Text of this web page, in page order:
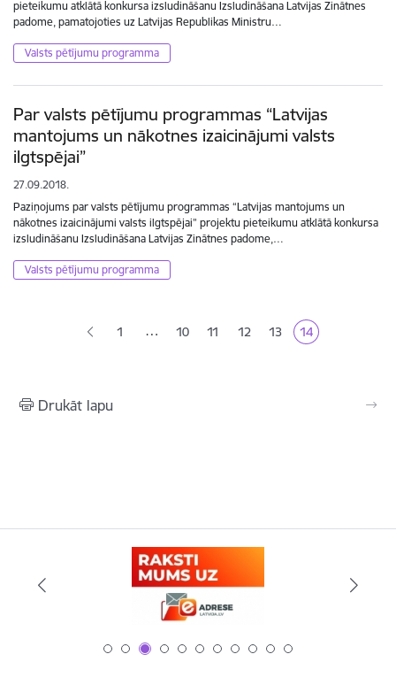
pieteikumu atklātā konkursa izsludināšanu Izsludināšana Latvijas Zinātnes
padome, pamatojoties uz Latvijas Republikas Ministru…
Valsts pētījumu programma
Par valsts pētījumu programmas “Latvijas
mantojums un nākotnes izaicinājumi valsts
ilgtspējai”
27.09.2018.
Paziņojums par valsts pētījumu programmas “Latvijas mantojums un
nākotnes izaicinājumi valsts ilgtspējai” projektu pieteikumu atklātā konkursa
izsludināšanu Izsludināšana Latvijas Zinātnes padome,…
Valsts pētījumu programma
1 … Lapa
10 Lapa
11 Lapa
12 Lapa
13 Pašreizējā lapa
14
Drukāt lapu